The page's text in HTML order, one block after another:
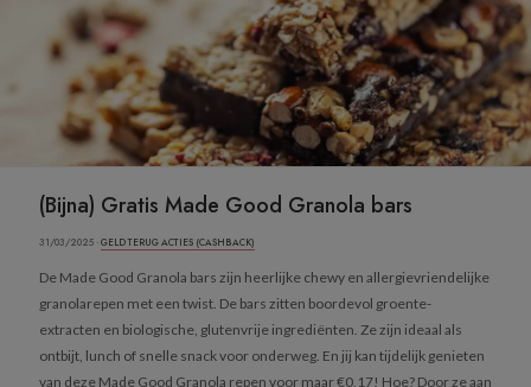
(Bijna) Gratis Made Good Granola bars
31/03/2025 ·GELD TERUG ACTIES (CASHBACK)
De Made Good Granola bars zijn heerlijke chewy en allergievriendelijke
granolarepen met een twist. De bars zitten boordevol groente-
extracten en biologische, glutenvrije ingrediënten. Ze zijn ideaal als
ontbijt, lunch of snelle snack voor onderweg. En jij kan tijdelijk genieten
van deze Made Good Granola repen voor maar €0,17! Hoe? Door ze aan